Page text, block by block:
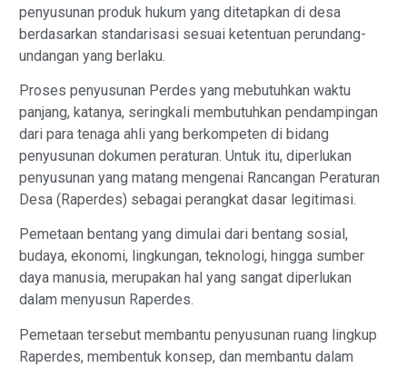
penyusunan produk hukum yang ditetapkan di desa
berdasarkan standarisasi sesuai ketentuan perundang-
undangan yang berlaku.
Proses penyusunan Perdes yang mebutuhkan waktu
panjang, katanya, seringkali membutuhkan pendampingan
dari para tenaga ahli yang berkompeten di bidang
penyusunan dokumen peraturan. Untuk itu, diperlukan
penyusunan yang matang mengenai Rancangan Peraturan
Desa (Raperdes) sebagai perangkat dasar legitimasi.
Pemetaan bentang yang dimulai dari bentang sosial,
budaya, ekonomi, lingkungan, teknologi, hingga sumber
daya manusia, merupakan hal yang sangat diperlukan
dalam menyusun Raperdes.
Pemetaan tersebut membantu penyusunan ruang lingkup
Raperdes, membentuk konsep, dan membantu dalam